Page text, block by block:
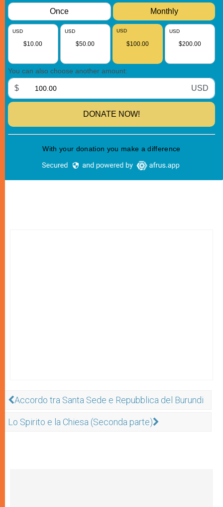
Accordo tra Santa Sede e Repubblica del Burundi
Lo Spirito e la Chiesa (Seconda parte)